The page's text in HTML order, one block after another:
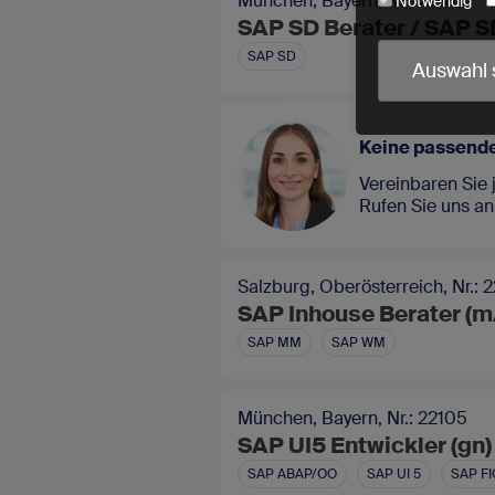
SAP SD Berater / SAP
SAP SD
Keine
Vereinbaren
Rufen Sie uns
Salzburg, Oberösterreich, Nr.:
SAP Inhouse Berater
SAP MM SAP WM
München, Bayern, Nr.: 22105
SAP UI5 Entwickler (gn)
SAP ABAP/OO SAP UI 5 SAP
utmParams
Wir erfassen
Auswahl